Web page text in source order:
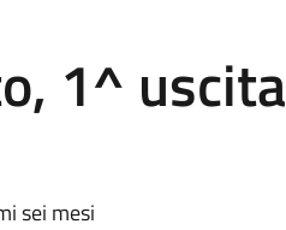
1^ uscita
sei mesi